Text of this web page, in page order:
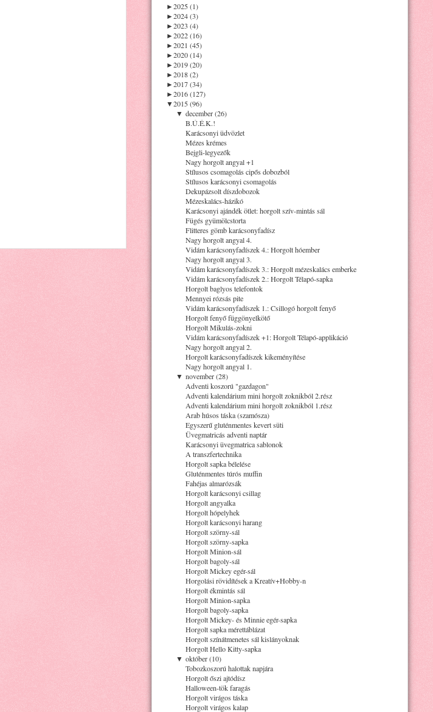
►2025 (1)
►2024 (3)
►2023 (4)
►2022 (16)
►2021 (45)
►2020 (14)
►2019 (20)
►2018 (2)
►2017 (34)
►2016 (127)
▼2015 (96)
▼ december (26)
B.Ú.É.K.!
Karácsonyi üdvözlet
Mézes krémes
Bejgli-legyezők
Nagy horgolt angyal +1
Stílusos csomagolás cipős dobozból
Stílusos karácsonyi csomagolás
Dekupázsolt díszdobozok
Mézeskalács-házikó
Karácsonyi ajándék ötlet: horgolt szív-mintás sál
Fügés gyümölcstorta
Flitteres gömb karácsonyfadísz
Nagy horgolt angyal 4.
Vidám karácsonyfadíszek 4.: Horgolt hóember
Nagy horgolt angyal 3.
Vidám karácsonyfadíszek 3.: Horgolt mézeskalács emberke
Vidám karácsonyfadíszek 2.: Horgolt Télapó-sapka
Horgolt baglyos telefontok
Mennyei rózsás pite
Vidám karácsonyfadíszek 1.: Csillogó horgolt fenyő
Horgolt fenyő függönyelkötő
Horgolt Mikulás-zokni
Vidám karácsonyfadíszek +1: Horgolt Télapó-applikáció
Nagy horgolt angyal 2.
Horgolt karácsonyfadíszek kikeményítése
Nagy horgolt angyal 1.
▼ november (28)
Adventi koszorú "gazdagon"
Adventi kalendárium mini horgolt zoknikból 2.rész
Adventi kalendárium mini horgolt zoknikból 1.rész
Arab húsos táska (szamósza)
Egyszerű gluténmentes kevert süti
Üvegmatricás adventi naptár
Karácsonyi üvegmatrica sablonok
A transzfertechnika
Horgolt sapka bélelése
Gluténmentes túrós muffin
Fahéjas almarózsák
Horgolt karácsonyi csillag
Horgolt angyalka
Horgolt hópelyhek
Horgolt karácsonyi harang
Horgolt szörny-sál
Horgolt szörny-sapka
Horgolt Minion-sál
Horgolt bagoly-sál
Horgolt Mickey egér-sál
Horgolási rövidítések a Kreatív+Hobby-n
Horgolt ékmintás sál
Horgolt Minion-sapka
Horgolt bagoly-sapka
Horgolt Mickey- és Minnie egér-sapka
Horgolt sapka mérettáblázat
Horgolt színátmenetes sál kislányoknak
Horgolt Hello Kitty-sapka
▼ október (10)
Tobozkoszorú halottak napjára
Horgolt őszi ajtódísz
Halloween-tök faragás
Horgolt virágos táska
Horgolt virágos kalap